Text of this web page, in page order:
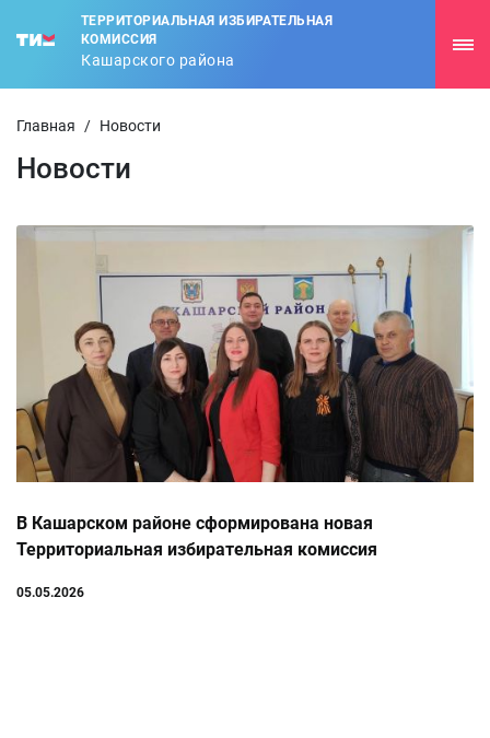
ТЕРРИТОРИАЛЬНАЯ ИЗБИРАТЕЛЬНАЯ
КОМИССИЯ
Кашарского района
Главная / Новости
Новости
В Кашарском районе сформирована новая
Территориальная избирательная комиссия
05.05.2026